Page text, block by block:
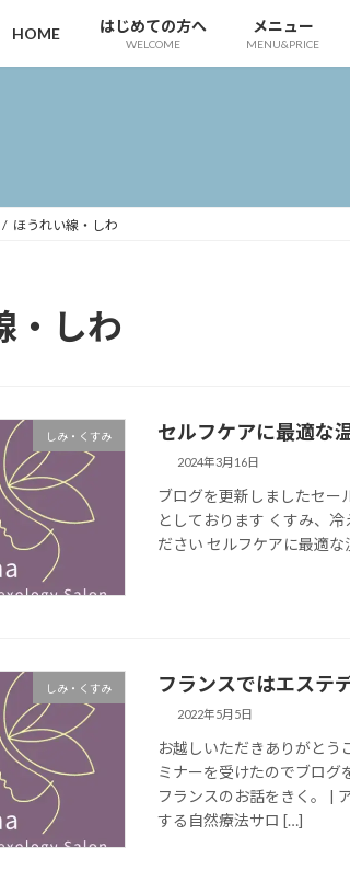
HOME はじめての方へ
WELCOME
メニュー
MENU&PRICE
ほうれい線・しわ
・しわ
しみ・くすみ セルフケアに最適な
2024年3月16日
ブログを更新しましたセー
としております くすみ、
ださい セルフケアに最適
しみ・くすみ フランスではエステ
2022年5月5日
お越しいただきありがとう
ミナーを受けたのでブログ
フランスのお話をきく。 |
する自然療法サロ […]